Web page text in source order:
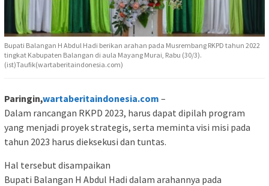
Bupati Balangan H Abdul Hadi berikan arahan pada Musrembang RKPD tahun 2022
tingkat Kabupaten Balangan di aula Mayang Murai, Rabu (30/3).
(ist)Taufik(wartaberitaindonesia.com)
Paringin,wartaberitaindonesia.com –
Dalam rancangan RKPD 2023, harus dapat dipilah program
yang menjadi proyek strategis, serta meminta visi misi pada
tahun 2023 harus dieksekusi dan tuntas.
Hal tersebut disampaikan
Bupati Balangan H Abdul Hadi dalam arahannya pada